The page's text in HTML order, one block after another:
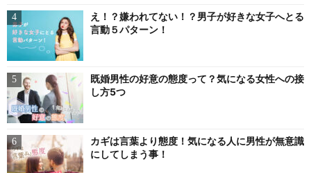
え！？嫌われてない！？男子が好きな女子へとる
言動５パターン！
既婚男性の好意の態度って？気になる女性への接
し方5つ
カギは言葉より態度！気になる人に男性が無意識
にしてしまう事！